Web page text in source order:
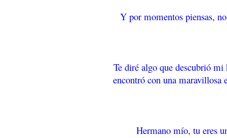
Y por momentos piensas,
Te diré algo que descubrió
encontró con una maravillosa
Hermano mío, tu eres